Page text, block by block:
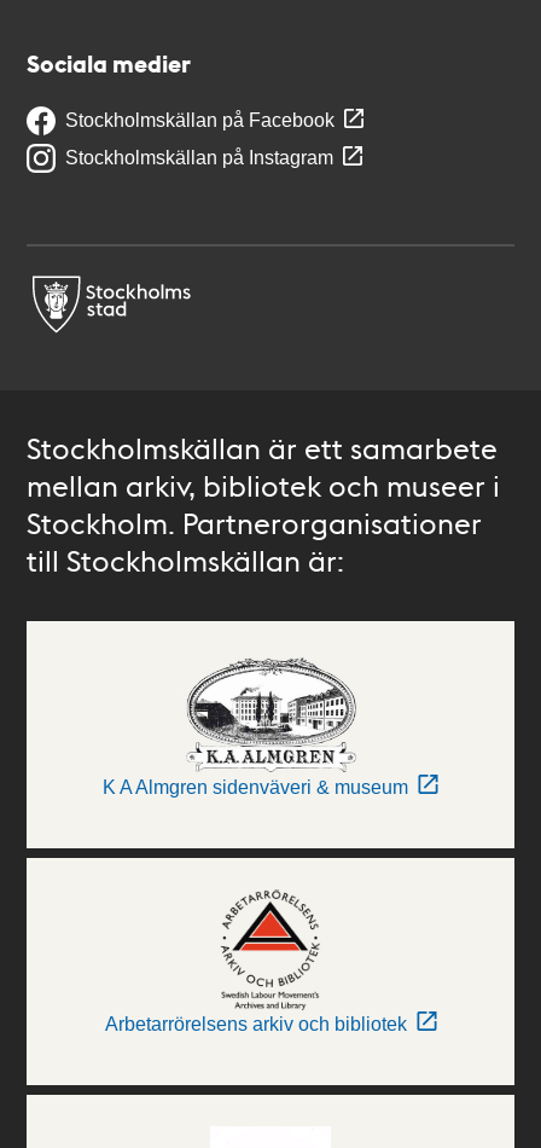
Sociala medier
Stockholmskällan på Facebook
Stockholmskällan på Instagram
Stockholmskällan är ett samarbete
mellan arkiv, bibliotek och museer i
Stockholm. Partnerorganisationer
till Stockholmskällan är:
K A Almgren sidenväveri & museum
Arbetarrörelsens arkiv och bibliotek